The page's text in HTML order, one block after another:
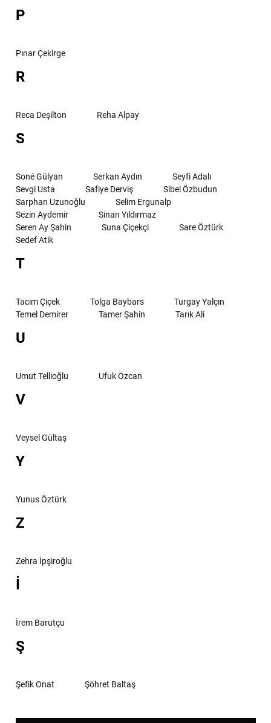
P
Pınar Çekirge
R
Reca Deşilton Reha Alpay
S
Soné Gülyan Serkan Aydın
Seyfi Adalı
Sevgi Usta
Safiye Derviş
Sibel Özbudun
Sarphan Uzunoğlu
Selim Ergunalp
Sezin Aydemir
Sinan Yıldırmaz
Seren Ay Şahin
Suna Çiçekçi
Sare Öztürk
Sedef Atik
T
Tacim Çiçek Tolga Baybars
Turgay Yalçın
Temel Demirer
Tamer Şahin Tarık Ali
U
Umut Tellioğlu Ufuk Özcan
V
Veysel Gültaş
Y
Yunus Öztürk
Z
Zehra İpşiroğlu
İ
İrem Barutçu
Ş
Şefik Onat Şöhret Baltaş